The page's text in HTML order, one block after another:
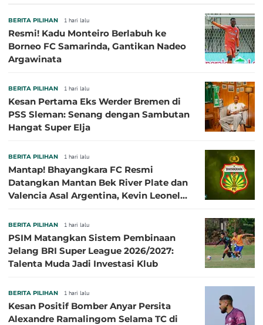
BERITA PILIHAN 1 hari lalu
Resmi! Kadu Monteiro Berlabuh ke
Borneo FC Samarinda, Gantikan Nadeo
Argawinata
BERITA PILIHAN 1 hari lalu
Kesan Pertama Eks Werder Bremen di
PSS Sleman: Senang dengan Sambutan
Hangat Super Elja
BERITA PILIHAN 1 hari lalu
Mantap! Bhayangkara FC Resmi
Datangkan Mantan Bek River Plate dan
Valencia Asal Argentina, Kevin Leonel
BERITA PILIHAN 1 hari lalu
PSIM Matangkan Sistem Pembinaan
Jelang BRI Super League 2026/2027:
Talenta Muda Jadi Investasi Klub
BERITA PILIHAN 1 hari lalu
Kesan Positif Bomber Anyar Persita
Alexandre Ramalingom Selama TC di